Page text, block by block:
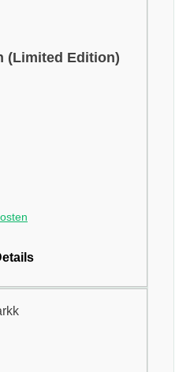
(Limited Edition)